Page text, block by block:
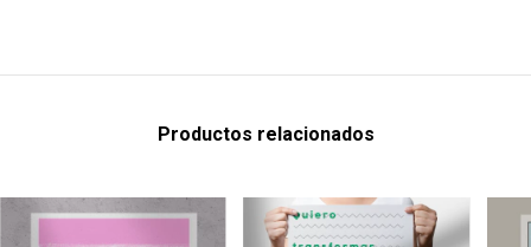
Productos relacionados